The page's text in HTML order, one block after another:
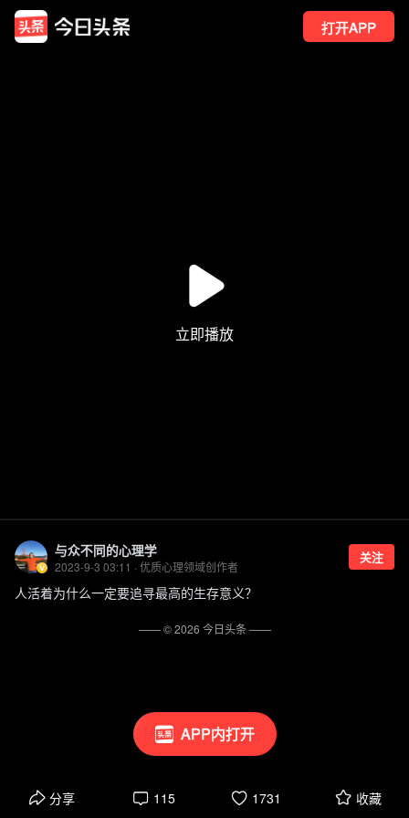
打开APP
APP内打开
与众不同的心理学
2023-9-3 03:11 · 优质心理领域创作者
关注
人活着为什么一定要追寻最高的生存意义？
分享 115 1731 收藏
—— ©2026 今日头条——